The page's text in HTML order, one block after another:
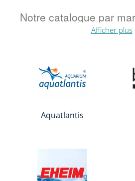
Notre catalogue par
douce.
Afficher plus
Aquatlantis